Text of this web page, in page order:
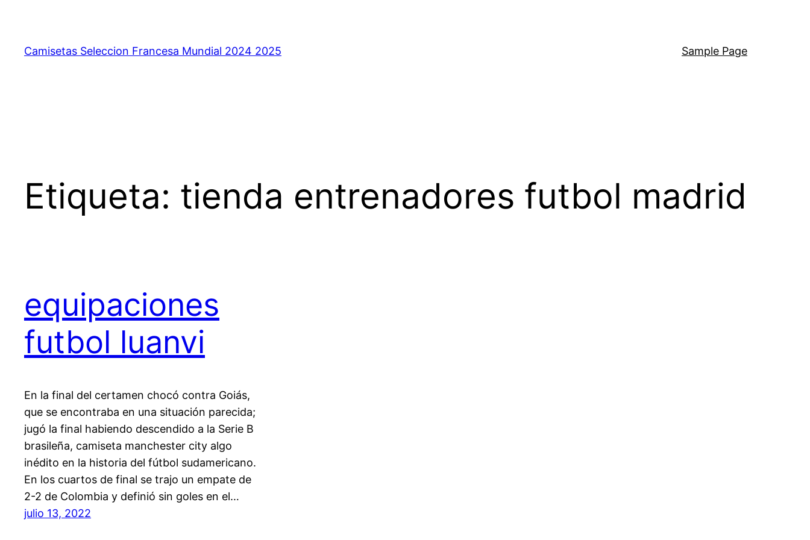
contenido
Camisetas Seleccion Francesa Mundial 2024 2025 Sample Page
Etiqueta: tienda entrenadores futbol madrid
equipaciones
futbol luanvi
En la final del certamen chocó contra Goiás,
que se encontraba en una situación parecida;
jugó la final habiendo descendido a la Serie B
brasileña, camiseta manchester city algo
inédito en la historia del fútbol sudamericano.
En los cuartos de final se trajo un empate de
2-2 de Colombia y definió sin goles en el…
julio 13, 2022